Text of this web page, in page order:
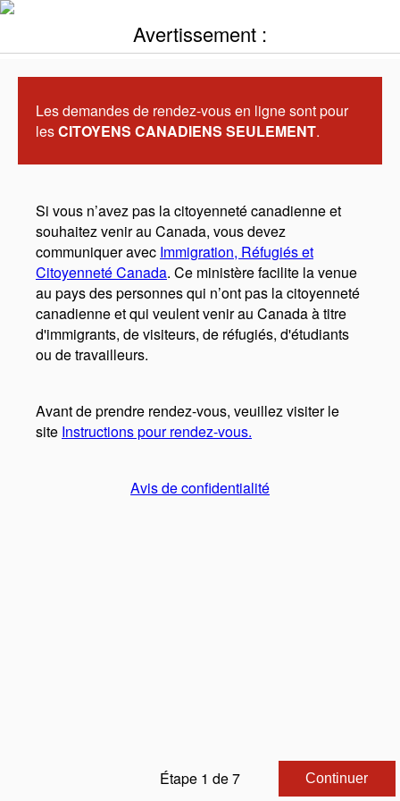
Avertissement :
Les demandes de rendez-vous en ligne sont pour
lesCITOYENS CANADIENS SEULEMENT.
Si vous n’avez pas la citoyenneté canadienne et
souhaitez venir au Canada, vous devez
communiquer avec Immigration, Réfugiés et
Citoyenneté Canada. Ce ministère facilite la venue
au pays des personnes qui n’ont pas la citoyenneté
canadienne et qui veulent venir au Canada à titre
d'immigrants, de visiteurs, de réfugiés, d'étudiants
ou de travailleurs.
Avant de prendre rendez-vous, veuillez visiter le
site Instructions pour rendez-vous.
Avis de confidentialité
Étape 1 de 7 Continuer